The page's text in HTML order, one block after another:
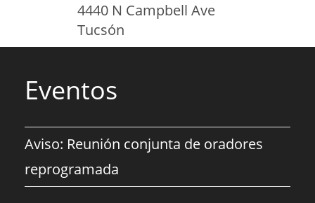
4440 N Campbell Ave
Tucsón
Eventos
Aviso: Reunión conjunta de oradores
reprogramada